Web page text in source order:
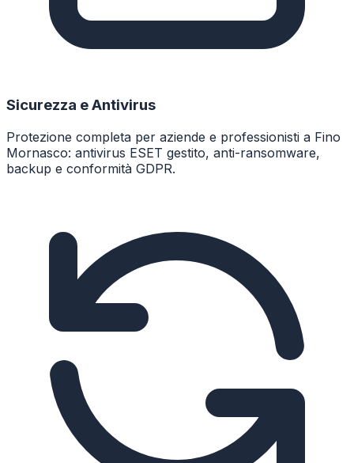
Sicurezza e Antivirus
Protezione completa per aziende e professionisti a Fino
Mornasco: antivirus ESET gestito, anti-ransomware,
backup e conformità GDPR.